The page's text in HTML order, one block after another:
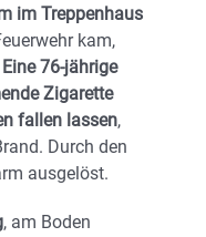
im Treppenhaus
kam,
Eine 76-jährige
Zigarette
fallen lassen,
Durch den
ausgelöst.
, am Boden